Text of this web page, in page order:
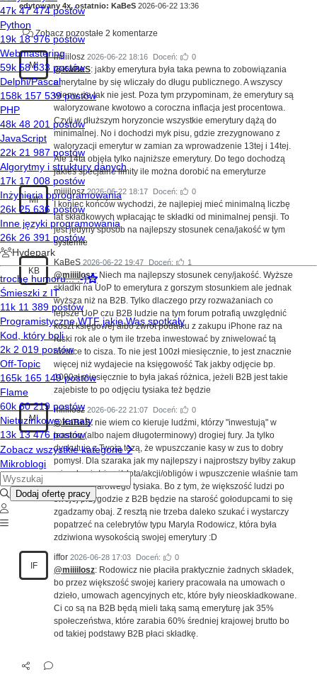
edytowany 4x, ostatnio: KaBeS 2026-06-22 13:36
Zobacz pozostałe 2 komentarze
MI
miiiilosz 2026-06-22 18:16 Doceń: 0
@KaBeS: jakby emerytura była taka pewna to zobowiązania
emerytalne by się wliczały do długu publicznego. A wszyscy
wiemy, że tak nie jest. Poza tym przypominam, że emerytury są
waloryzowane kwotowo a coroczna inflacja jest procentowa.
Czyli w dłuższym horyzoncie wszystkie emerytury dążą do
minimalnej. No i dochodzi myk pisu, gdzie zrezygnowano z
waloryzacji emerytur w zamian za wprowadzenie 13tej i 14tej.
Ale 14ta objęła tylko najniższe emerytury. Do tego dochodzą
jakieś specjalne limity ile można dorobić na emeryturze
MI
miiiilosz 2026-06-22 18:17 Doceń: 0
I koniec końców wychodzi, że najlepiej mieć minimalną liczbę
lat składkowych wpłacając te składki od minimalnej pensji. To
jest jedyny sposób na najlepszy stosunek cena/jakość w tym
systemie
KB
KaBeS 2026-06-22 19:47 Doceń: 1
@miiiilosz: Niech ma najlepszy stosunek ceny/jakość. Wyższe
składki na UoP to emerytura z gorszym stosunkiem ale jednak
wyższa niż na B2B. Tylko dlaczego przy rozważaniach co
lepsze UoP czu B2B ludzie na tym forum potrafią uwzględnić
koszt księgowej albo zwrot podatku z zakupu iPhone raz na
ruski rok ale o tym ile trzeba inwestować by zniwelować tą
różnice to cisza. To nie jest 100zł miesięcznie, to jest znacznie
więcej niż wydajecie na księgowość Tak jakby odjęcie bp.
1000zł miesięcznie to była jakaś różnica, jeżeli B2B jest takie
zajebiste to po odjęciu tysiaka też będzie
MI
miiiilosz 2026-06-22 21:07 Doceń: 0
@KaBeS: nie wiem co kieruje ludźmi, którzy "inwestują" w
leasing (albo najem długoterminowy) drogiej fury. Ja tylko
dyskutuję z Twoją tezą, że wpuszczanie kasy w zus to dobry
pomysł. Dla szaraka jak my najlepszy i najprostszy byłby zakup
mieszkania/ziemi/złota/akcji/obligów i wpuszczenie właśnie tam
tego nadmiarowego tysiaka. Bo z tym, że większość ludzi po
swojej przygodzie z B2B będzie na starość gołodupcami to się
zgadzamy obaj. Z resztą nie trzeba daleko szukać i wystarczy
popatrzeć na celebrytów typu Maryla Rodowicz, która była
zdziwiona wysokością swojej emerytury :D
IF
iffor 2026-06-28 17:03 Doceń: 0
@miiiilosz: Rodowicz nie płaciła praktycznie żadnych składek,
bo przez większość swojej kariery pracowała na umowach o
dzieło, umowach agencyjnych etc, które były nieoskładkowane.
Ci co są na B2B będą mieli taką samą emeryturę jak 35%
społeczeństwa, które zarabia 60% średniej krajowej brutto bo
od takiej podstawy B2B płaci składkę.